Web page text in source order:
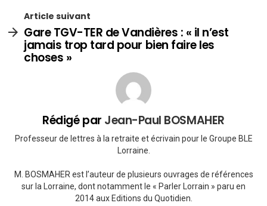
Article suivant
Gare TGV-TER de Vandières : « il n’est
jamais trop tard pour bien faire les
choses »
Rédigé par Jean-Paul BOSMAHER
Professeur de lettres à la retraite et écrivain pour le Groupe BLE
Lorraine.
M. BOSMAHER est l’auteur de plusieurs ouvrages de références
sur la Lorraine, dont notamment le « Parler Lorrain » paru en
2014 aux Editions du Quotidien.